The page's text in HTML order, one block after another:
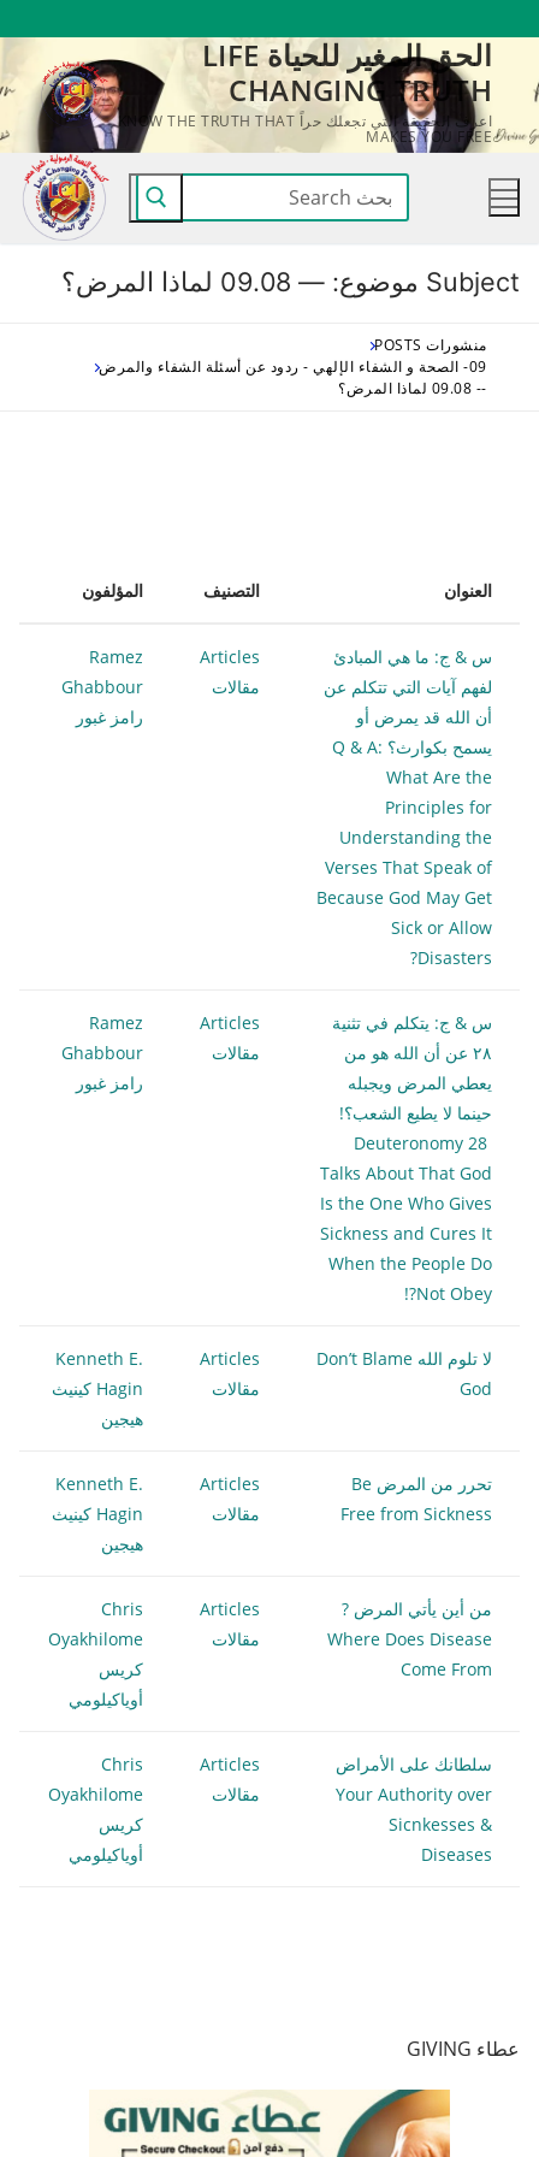
المحتوى
الحق المغير للحياة LIFE
CHANGING TRUTH
اعرف الحقيقة التي تجعلك حراً KNOW THE TRUTH THAT
MAKES YOU FREE
البحث
عن:
Subject موضوع: — 09.08 لماذا المرض؟
منشورات POSTS
09- الصحة و الشفاء الإلهي - ردود عن أسئلة الشفاء والمرض
-- 09.08 لماذا المرض؟
العنوان التصنيف المؤلفون
س & ج: ما هي المبادئ
لفهم آيات التي تتكلم عن
أن الله قد يمرض أو
يسمح بكوارث؟ Q & A:
What Are the
Principles for
Understanding the
Verses That Speak of
Because God May Get
Sick or Allow
Disasters?
Articles
مقالات
Ramez
Ghabbour
رامز غبور
س & ج: يتكلم في تثنية
٢٨ عن أن الله هو من
يعطي المرض ويجبله
حينما لا يطيع الشعب؟!
Deuteronomy 28
Talks About That God
Is the One Who Gives
Sickness and Cures It
When the People Do
Not Obey?!
Articles
مقالات
Ramez
Ghabbour
رامز غبور
لا تلوم الله Don’t Blame
God
Articles
مقالات
Kenneth E.
Hagin كينيث
هيجين
تحرر من المرض Be
Free from Sickness
Articles
مقالات
Kenneth E.
Hagin كينيث
هيجين
من أين يأتي المرض ?
Where Does Disease
Come From
Articles
مقالات
Chris
Oyakhilome
كريس
أوياكيلومي
سلطانك على الأمراض
Your Authority over
Sicnkesses &
Diseases
Articles
مقالات
Chris
Oyakhilome
كريس
أوياكيلومي
عطاء GIVING